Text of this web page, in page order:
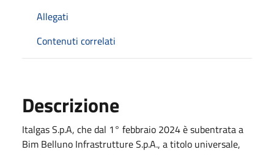
Allegati
Contenuti correlati
Descrizione
Italgas S.p.A, che dal 1° febbraio 2024 è subentrata a
Bim Belluno Infrastrutture S.p.A., a titolo universale,